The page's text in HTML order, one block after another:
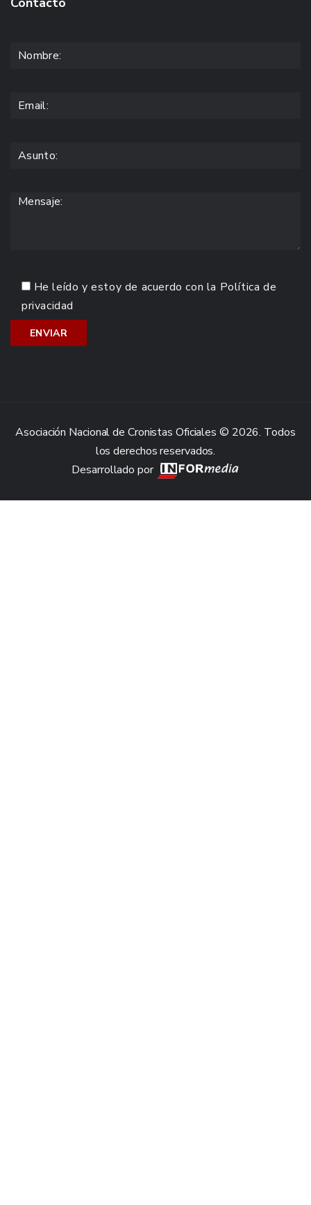
He leído y estoy de acuerdo con la Política de
privacidad
Asociación Nacional de Cronistas Oficiales © 2026. Todos
los derechos reservados.
Desarrollado por